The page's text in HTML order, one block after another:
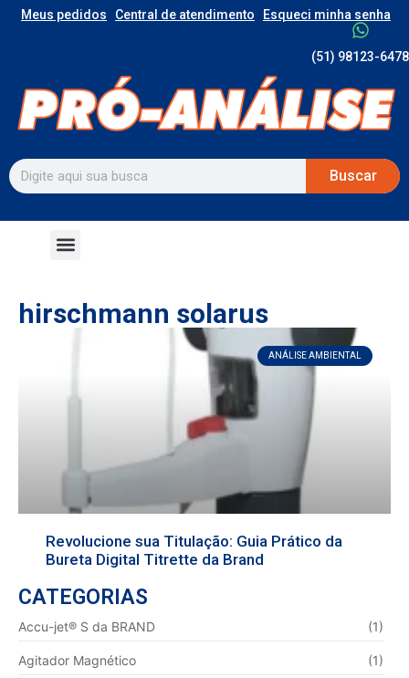
Meus pedidos Central de atendimento Esqueci minha senha
(51) 98123-6478
Buscar
hirschmann solarus
ANÁLISE AMBIENTAL
Revolucione sua Titulação: Guia Prático da
Bureta Digital Titrette da Brand
CATEGORIAS
Accu-jet® S da BRAND (1)
Agitador Magnético (1)